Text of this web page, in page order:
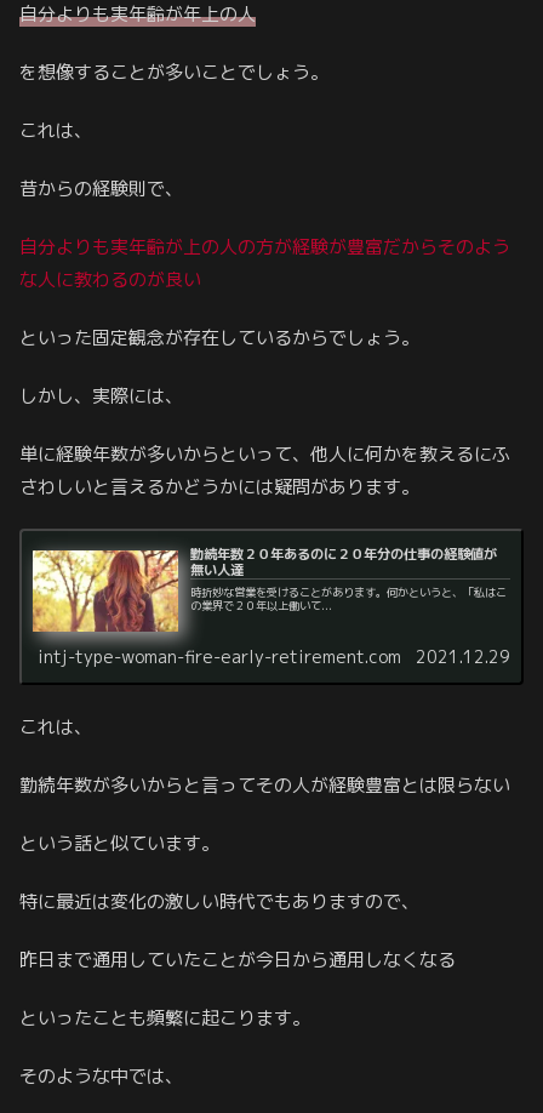
自分よりも実年齢が年上の人
を想像することが多いことでしょう。
これは、
昔からの経験則で、
自分よりも実年齢が上の人の方が経験が豊富だからそのよう
な人に教わるのが良い
といった固定観念が存在しているからでしょう。
しかし、実際には、
単に経験年数が多いからといって、他人に何かを教えるにふ
さわしいと言えるかどうかには疑問があります。
勤続年数２０年あるのに２０年分の仕事の経験値が
無い人達
時折妙な営業を受けることがあります。何かというと、「私はこ
の業界で２０年以上働いて...
intj-type-woman-fire-early-retirement.com 2021.12.29
これは、
勤続年数が多いからと言ってその人が経験豊富とは限らない
という話と似ています。
特に最近は変化の激しい時代でもありますので、
昨日まで通用していたことが今日から通用しなくなる
といったことも頻繁に起こります。
そのような中では、